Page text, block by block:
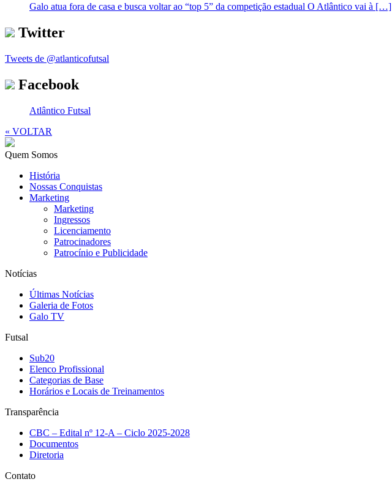
Galo atua fora de casa e busca voltar ao “top 5” da competição estadual O Atlântico vai à […]
Twitter
Tweets de @atlanticofutsal
Facebook
Atlântico Futsal
« VOLTAR
Quem Somos
História
Nossas Conquistas
Marketing
Marketing
Ingressos
Licenciamento
Patrocinadores
Patrocínio e Publicidade
Notícias
Últimas Notícias
Galeria de Fotos
Galo TV
Futsal
Sub20
Elenco Profissional
Categorias de Base
Horários e Locais de Treinamentos
Transparência
CBC – Edital nº 12-A – Ciclo 2025-2028
Documentos
Diretoria
Contato